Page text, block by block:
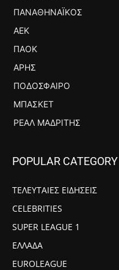
ΠΑΝΑΘΗΝΑΪΚΌΣ
ΑΕΚ
ΠΑΟΚ
ΆΡΗΣ
ΠΟΔΌΣΦΑΙΡΟ
ΜΠΆΣΚΕΤ
ΡΕΆΛ ΜΑΔΡΊΤΗΣ
POPULAR CATEGORY
ΤΕΛΕΥΤΑΙΕΣ ΕΙΔΗΣΕΙΣ
CELEBRITIES
SUPER LEAGUE 1
ΕΛΛΑΔΑ
EUROLEAGUE